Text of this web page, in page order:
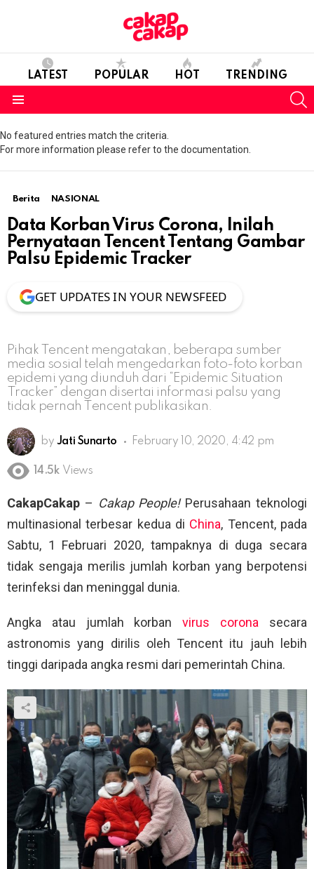
LATEST POPULAR HOT TRENDING
No featured entries match the criteria.
For more information please refer to the documentation.
Berita NASIONAL
Data Korban Virus Corona, Inilah
Pernyataan Tencent Tentang Gambar
Palsu Epidemic Tracker
GET UPDATES IN YOUR NEWSFEED
Pihak Tencent mengatakan, beberapa sumber
media sosial telah mengedarkan foto-foto korban
epidemi yang diunduh dari “Epidemic Situation
Tracker” dengan disertai informasi palsu yang
tidak pernah Tencent publikasikan.
by Jati Sunarto February 10, 2020, 4:42 pm
14.5k Views
CakapCakap – Cakap People!Perusahaan teknologi
multinasional terbesar kedua di China, Tencent, pada
Sabtu, 1 Februari 2020, tampaknya di duga secara
tidak sengaja merilis jumlah korban yang berpotensi
terinfeksi dan meninggal dunia.
Angka atau jumlah korbanvirus corona secara
astronomis yang dirilis oleh Tencent itu jauh lebih
tinggi daripada angka resmi dari pemerintah China.